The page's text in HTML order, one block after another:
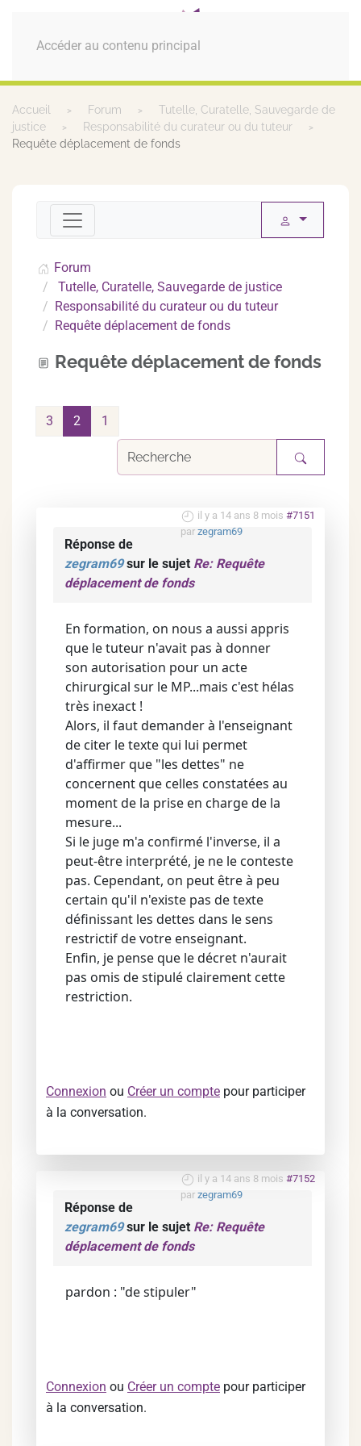
Accéder au contenu principal
MENU
Accueil Forum
Tutelle, Curatelle, Sauvegarde de
justice
Responsabilité du curateur ou du tuteur
Requête déplacement de fonds
Forum
Tutelle, Curatelle, Sauvegarde de justice
Responsabilité du curateur ou du tuteur
Requête déplacement de fonds
Requête déplacement de fonds
1
2
3
il y a 14 ans 8 mois #7151
par zegram69
Réponse de
zegram69sur le sujet Re: Requête
déplacement de fonds
En formation, on nous a aussi appris
que le tuteur n'avait pas à donner
son autorisation pour un acte
chirurgical sur le MP...mais c'est hélas
très inexact !
Alors, il faut demander à l'enseignant
de citer le texte qui lui permet
d'affirmer que "les dettes" ne
concernent que celles constatées au
moment de la prise en charge de la
mesure...
Si le juge m'a confirmé l'inverse, il a
peut-être interprété, je ne le conteste
pas. Cependant, on peut être à peu
certain qu'il n'existe pas de texte
définissant les dettes dans le sens
restrictif de votre enseignant.
Enfin, je pense que le décret n'aurait
pas omis de stipulé clairement cette
restriction.
Connexion ou Créer un compte pour participer
à la conversation.
il y a 14 ans 8 mois #7152
par zegram69
Réponse de
zegram69sur le sujet Re: Requête
déplacement de fonds
pardon : "de stipuler"
Connexion ou Créer un compte pour participer
à la conversation.